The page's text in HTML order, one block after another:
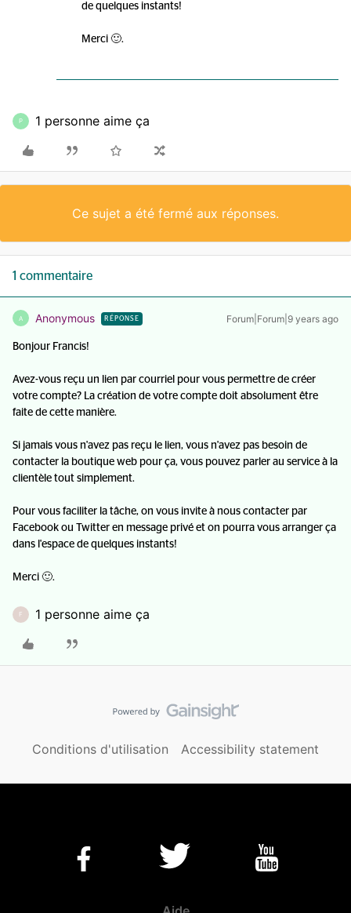
de quelques instants!
Merci 🙂.
P 1 personne aime ça
Ce sujet a été fermé aux réponses.
1 commentaire
A Anonymous RÉPONSE Forum|Forum|9 years ago
Bonjour Francis!
Avez-vous reçu un lien par courriel pour vous permettre de créer
votre compte? La création de votre compte doit absolument être
faite de cette manière.
Si jamais vous n'avez pas reçu le lien, vous n'avez pas besoin de
contacter la boutique web pour ça, vous pouvez parler au service à la
clientèle tout simplement.
Pour vous faciliter la tâche, on vous invite à nous contacter par
Facebook ou Twitter en message privé et on pourra vous arranger ça
dans l'espace de quelques instants!
Merci 🙂.
F 1 personne aime ça
Conditions d'utilisation Accessibility statement